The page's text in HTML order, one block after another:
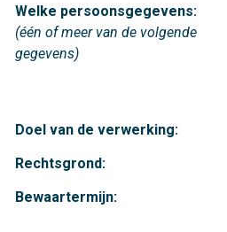
Welke persoonsgegevens:
(één of meer van de volgende
gegevens)
Doel van de verwerking:
Rechtsgrond:
Bewaartermijn: